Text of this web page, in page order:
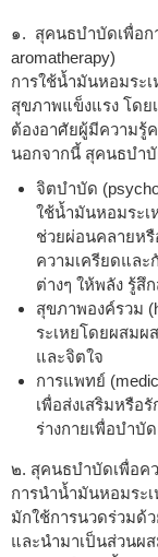
๑. สุคนธบำบัดเพื่อก
aromatherapy)
การใช้น้ำมันหอมระ
สุขภาพแข็งแรง โดย
ต้องอาศัยผู้มีความรู้ค
นอกจากนี้ สุคนธบำบั
จิตบำบัด
ใช้น้ำมันหอมระเ
ช่วยผ่อนคลายห
ความเครียดและ
ต่างๆ ให้พลัง รู้สึ
สุขภาพองค์รวม
ระเหยโดยผสมผ
และจิตใจ
การแพทย์
เพื่อส่งเสริมหรือ
ร่างกายเพื่อบำบั
๒. สุคนธบำบัดเพื่อคว
การนำน้ำมันหอมระ
มักใช้การนวดร่วมด้
และนำมาเป็นส่วนผ